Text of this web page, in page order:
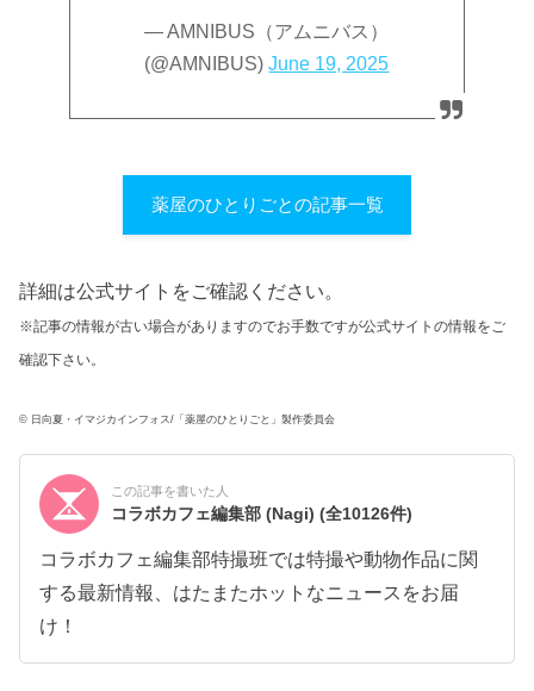
— AMNIBUS（アムニバス）
(@AMNIBUS)June 19, 2025
薬屋のひとりごとの記事一覧
詳細は公式サイトをご確認ください。
※記事の情報が古い場合がありますのでお手数ですが公式サイトの情報をご
確認下さい。
© 日向夏・イマジカインフォス/「薬屋のひとりごと」製作委員会
この記事を書いた人
コラボカフェ編集部 (Nagi)(全10126件)
コラボカフェ編集部特撮班では特撮や動物作品に関
する最新情報、はたまたホットなニュースをお届
け！